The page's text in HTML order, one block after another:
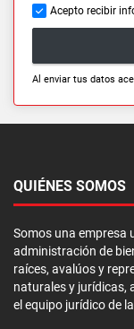
Acepto recibir
Al enviar tus datos
QUIÉNES SOMOS
Somos una empresa
administración de
raíces, avalúos y
naturales y jurídicas,
el equipo jurídico de